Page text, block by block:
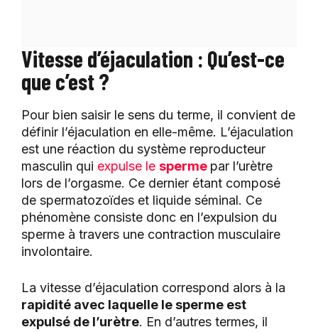
Vitesse d’éjaculation : Qu’est-ce
que c’est ?
Pour bien saisir le sens du terme, il convient de
définir l’éjaculation en elle-même. L’éjaculation
est une réaction du système reproducteur
masculin qui expulse le sperme par l’urètre
lors de l’orgasme. Ce dernier étant composé
de spermatozoïdes et liquide séminal. Ce
phénomène consiste donc en l’expulsion du
sperme à travers une contraction musculaire
involontaire.
La vitesse d’éjaculation correspond alors à la
rapidité avec laquelle le sperme est
expulsé de l’urètre. En d’autres termes, il